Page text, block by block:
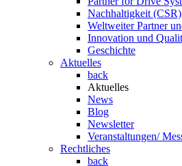
Nachhaltigkeit (CSR)
Weltweiter Partner
Innovation und
Geschichte
Aktuelles
back
Aktuelles
News
Blog
Newsletter
Veranstaltungen/
Rechtliches
back